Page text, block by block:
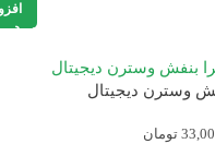
تومان